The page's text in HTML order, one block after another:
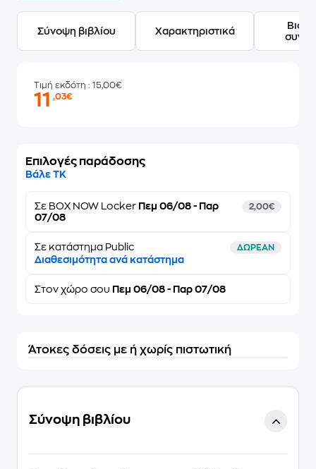
Σύνοψη βιβλίου Χαρακτηριστικά
Τιμή εκδότη : 15,00€
11,03€
Επιλογές παράδοσης
Βάλε ΤΚ
Σε BOX NOW Locker Πεμ 06/08 - Παρ
07/08
2,00€
Σε κατάστημα Public ΔΩΡΕΑΝ
Διαθεσιμότητα ανά κατάστημα
Στον χώρο σου Πεμ 06/08 - Παρ 07/08
Άτοκες δόσεις με ή χωρίς πιστωτική
Σύνοψη βιβλίου